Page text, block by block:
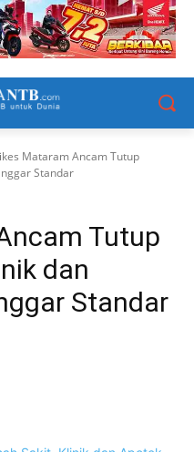
Mataram Ancam Tutup
Standar
Tutup
dan
Standar